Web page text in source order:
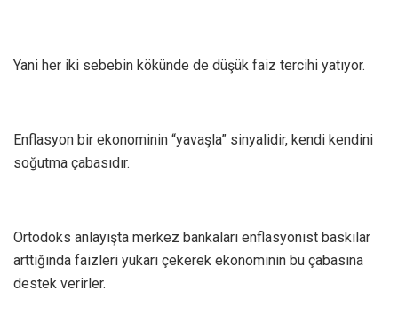
Yani her iki sebebin kökünde de düşük faiz tercihi yatıyor.
Enflasyon bir ekonominin “yavaşla” sinyalidir, kendi kendini
soğutma çabasıdır.
Ortodoks anlayışta merkez bankaları enflasyonist baskılar
arttığında faizleri yukarı çekerek ekonominin bu çabasına
destek verirler.